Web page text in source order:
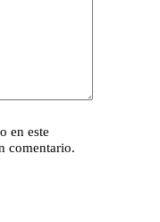
en este
comentario.